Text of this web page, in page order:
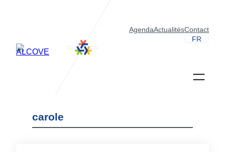
AgendaActualitésContact
FR
carole